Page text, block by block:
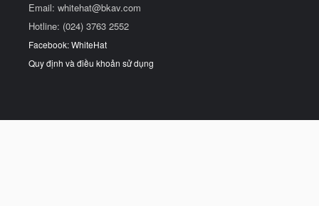
Email: whitehat@bkav.com
Hotline: (024) 3763 2552
Facebook: WhiteHat
Quy định và điều khoản sử dụng